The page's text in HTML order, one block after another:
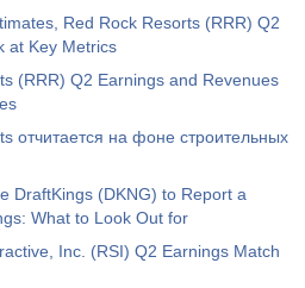
секторе
тыс
49 тыс
U6
7.9%
установок от Baker
Red Rock Resorts (RRR) Q2
at Key Metrics
(RRR) Q2 Earnings and Revenues
отчитается на фоне строительных
DraftKings (DKNG) to Report a
What to Look Out for
Inc. (RSI) Q2 Earnings Match